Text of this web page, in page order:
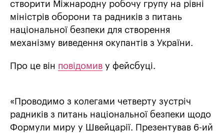
створити Міжнародну робочу групу на рівні
міністрів оборони та радників з питань
національної безпеки для створення
механізму виведення окупантів з України.
Про це він повідомив у фейсбуці.
«Проводимо з колегами четверту зустріч
радників з питань національної безпеки щодо
Формули миру у Швейцарії. Презентував 6-ий